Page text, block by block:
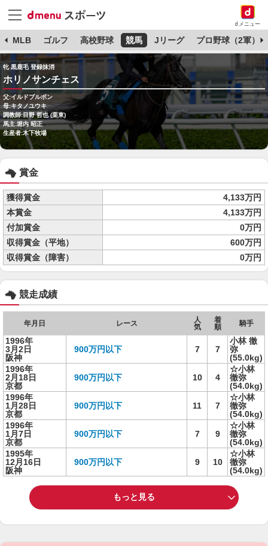
dメニュー
MLB ゴルフ 高校野球 競馬 Jリーグ プロ野球（2軍）
牝 黒鹿毛 登録抹消
ホリノサンチェス
父:イルドブルボン
母:キタノユウキ
調教師:目野 哲也 (栗東)
馬主:堀内 昭正
生産者:木下牧場
賞金
獲得賞金
4,133万円
本賞金
4,133万円
付加賞金
0万円
収得賞金（平地）
600万円
収得賞金（障害）
0万円
競走成績
年月日 レース
人
気
着
順
騎手
1996年
3月2日
阪神
900万円以下 7 7
小林 徹
弥
(55.0kg)
1996年
2月18日
京都
900万円以下 10 4
☆小林
徹弥
(54.0kg)
1996年
1月28日
京都
900万円以下 11 7
☆小林
徹弥
(54.0kg)
1996年
1月7日
京都
900万円以下 7 9
☆小林
徹弥
(54.0kg)
1995年
12月16日
阪神
900万円以下 9 10
☆小林
徹弥
(54.0kg)
もっと見る